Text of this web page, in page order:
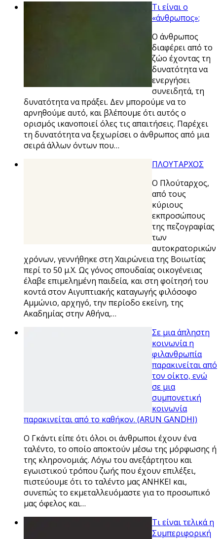
Τι είναι ο
«άνθρωπος»;
Ο άνθρωπος
διαφέρει από το
ζώο έχοντας τη
δυνατότητα να
ενεργήσει
συνειδητά, τη
δυνατότητα να πράξει. Δεν μπορούμε να το
αρνηθούμε αυτό, και βλέπουμε ότι αυτός ο
ορισμός ικανοποιεί όλες τις απαιτήσεις. Παρέχει
τη δυνατότητα να ξεχωρίσει ο άνθρωπος από μια
σειρά άλλων όντων που…
ΠΛΟΥΤΑΡΧΟΣ
Ο Πλούταρχος,
από τους
κύριους
εκπροσώπους
της πεζογραφίας
των
αυτοκρατορικών
χρόνων, γεννήθηκε στη Χαιρώνεια της Βοιωτίας
περί το 50 μ.Χ. Ως γόνος σπουδαίας οικογένειας
έλαβε επιμελημένη παιδεία, και στη φοίτησή του
κοντά στον Αιγυπτιακής καταγωγής φιλόσοφο
Αμμώνιο, αρχηγό, την περίοδο εκείνη, της
Ακαδημίας στην Αθήνα,…
Σε μια άπληστη
κοινωνία η
φιλανθρωπία
παρακινείται από
τον οίκτο, ενώ
σε μια
συμπονετική
κοινωνία
παρακινείται από το καθήκον. (ARUN GANDHI)
O Γκάντι είπε ότι όλοι οι άνθρωποι έχουν ένα
ταλέντο, το οποίο αποκτούν μέσω της μόρφωσης ή
της κληρονομιάς. Λόγω του ανεξάρτητου και
εγωιστικού τρόπου ζωής που έχουν επιλέξει,
πιστεύουμε ότι το ταλέντο μας ΑΝΗΚΕΙ και,
συνεπώς το εκμεταλλευόμαστε για το προσωπικό
μας όφελος και…
Τι είναι τελικά η
Συμπεριφορική